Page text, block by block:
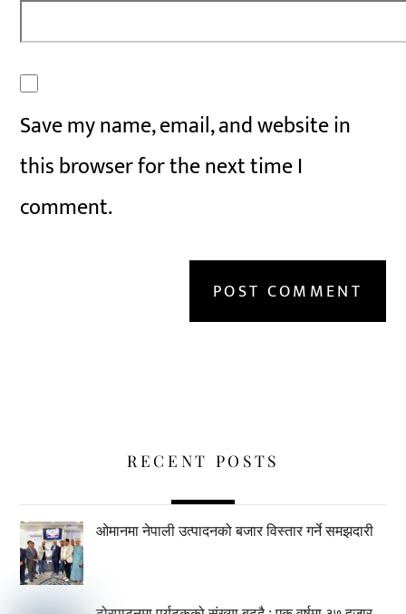
Save my name, email, and website in
this browser for the next time I
comment.
RECENT POSTS
ओमानमा नेपाली उत्पादनको बजार विस्तार गर्ने समझदारी